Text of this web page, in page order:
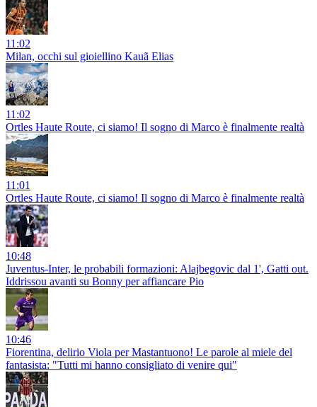
11:02
Milan, occhi sul gioiellino Kauã Elias
11:02
Ortles Haute Route, ci siamo! Il sogno di Marco è finalmente realtà
11:01
Ortles Haute Route, ci siamo! Il sogno di Marco è finalmente realtà
10:48
Juventus-Inter, le probabili formazioni: Alajbegovic dal 1', Gatti out.
Iddrissou avanti su Bonny per affiancare Pio
10:46
Fiorentina, delirio Viola per Mastantuono! Le parole al miele del
fantasista: "Tutti mi hanno consigliato di venire qui"